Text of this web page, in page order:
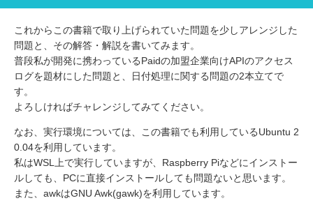
これからこの書籍で取り上げられていた問題を少しアレンジした
問題と、その解答・解説を書いてみます。
普段私が開発に携わっているPaidの加盟企業向けAPIのアクセス
ログを題材にした問題と、日付処理に関する問題の2本立てで
す。
よろしければチャレンジしてみてください。
なお、実行環境については、この書籍でも利用しているUbuntu 2
0.04を利用しています。
私はWSL上で実行していますが、Raspberry Piなどにインストー
ルしても、PCに直接インストールしても問題ないと思います。
また、awkはGNU Awk(gawk)を利用しています。